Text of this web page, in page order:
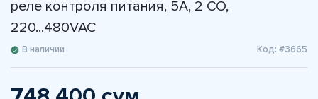
реле контроля питания, 5А, 2 CO,
220...480VAC
В наличии Код: #3665